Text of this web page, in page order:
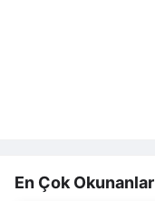
En Çok Okunanlar